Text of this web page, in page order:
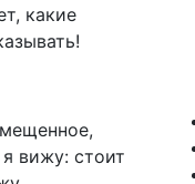
какие
вижу: стоит